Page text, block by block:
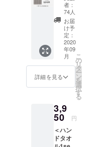
using pure
silver fiber
and Swiss
antimicrobial
technology
Sanitize and
Organic
give you
cleanliness
枚＞
CAMPF
IRE限定
価格
25%割
引！ リ
ターン
構成：
シル
バーラ
イニン
グク
パッ
ケー
ジ、
フェイ
スタオ
者：
74人
お届
け予
定：
2020
年09
月
詳細を見る
こ
の
リ
タ
ー
ン
を
選
択
す
る
3,9
50 円
＜ハン
ドタオ